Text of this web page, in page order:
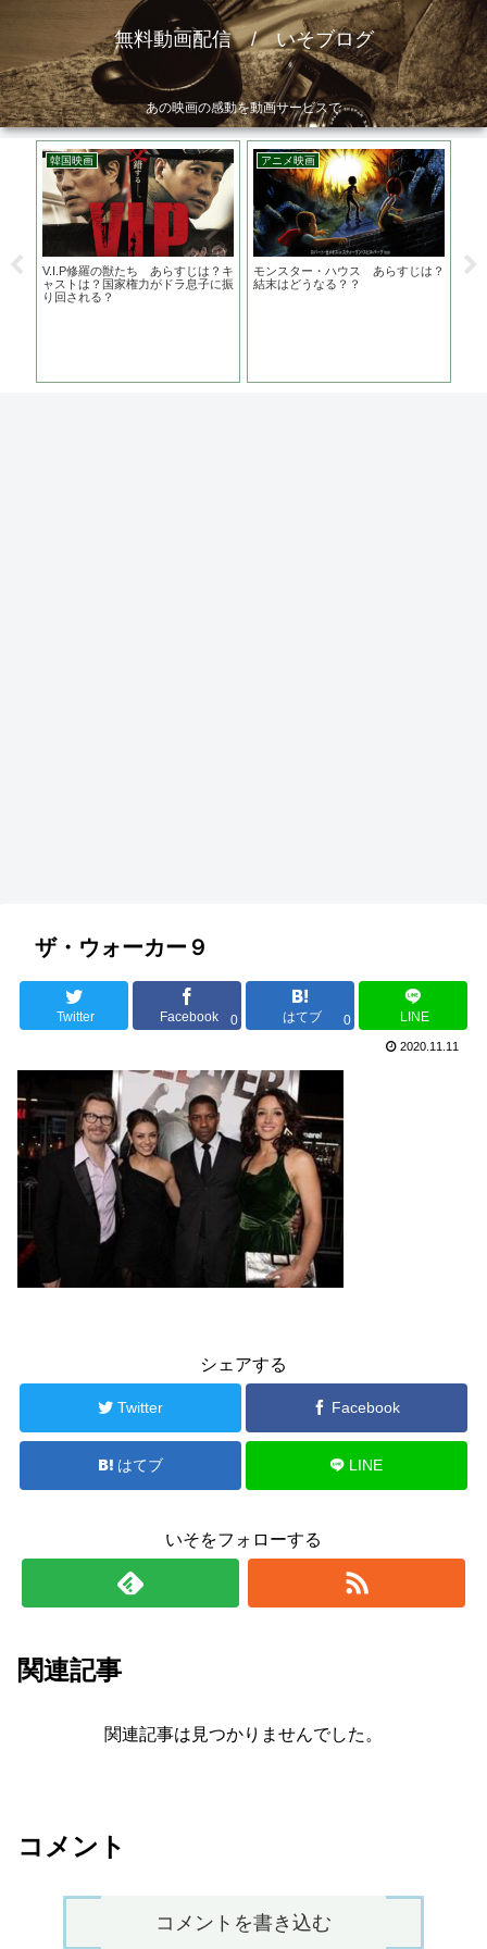
無料動画配信 / いそブログ
あの映画の感動を動画サービスで
韓国映画
V.I.P修羅の獣たち あらすじは？キ
ャストは？国家権力がドラ息子に振
り回される？
アニメ映画
モンスター・ハウス あらすじは？
結末はどうなる？？
サ
ザ・ウォーカー９
Twitter Facebook 0 はてブ 0 LINE
2020.11.11
シェアする
Twitter Facebook
はてブ LINE
いそをフォローする
関連記事
関連記事は見つかりませんでした。
コメント
コメントを書き込む